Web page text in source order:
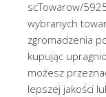
scTowarow/
wybranych
zgromadzenia
kupując
możesz
lepszej jakości